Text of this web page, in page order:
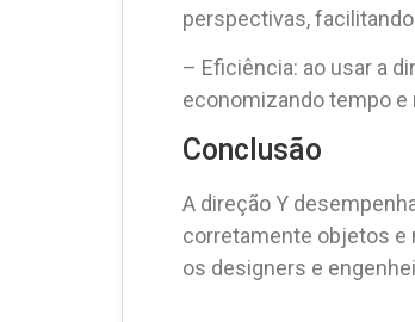
perspectivas,
– Eficiência: ao usar a
economizando tempo e
Conclusão
A direção Y
corretamente objetos e
os designers e